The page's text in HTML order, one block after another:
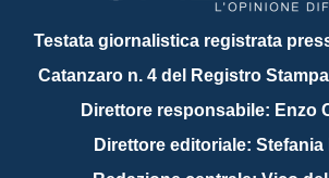
Testata giornalistica registrata
Catanzaro n. 4 del Registro
Direttore responsabile: Enzo
Direttore editoriale: Stefania